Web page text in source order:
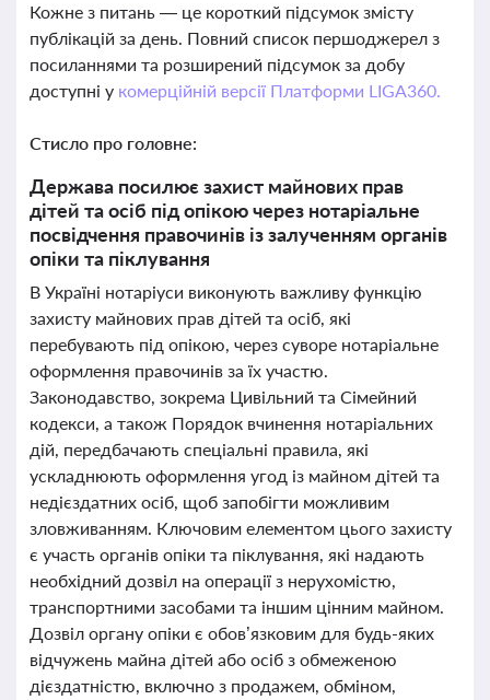
Кожне з питань — це короткий підсумок змісту
публікацій за день. Повний список першоджерел з
посиланнями та розширений підсумок за добу
доступні у комерційній версії Платформи LIGA360.
Стисло про головне:
Держава посилює захист майнових прав
дітей та осіб під опікою через нотаріальне
посвідчення правочинів із залученням органів
опіки та піклування
В Україні нотаріуси виконують важливу функцію
захисту майнових прав дітей та осіб, які
перебувають під опікою, через суворе нотаріальне
оформлення правочинів за їх участю.
Законодавство, зокрема Цивільний та Сімейний
кодекси, а також Порядок вчинення нотаріальних
дій, передбачають спеціальні правила, які
ускладнюють оформлення угод із майном дітей та
недієздатних осіб, щоб запобігти можливим
зловживанням. Ключовим елементом цього захисту
є участь органів опіки та піклування, які надають
необхідний дозвіл на операції з нерухомістю,
транспортними засобами та іншим цінним майном.
Дозвіл органу опіки є обов’язковим для будь-яких
відчужень майна дітей або осіб з обмеженою
дієздатністю, включно з продажем, обміном,